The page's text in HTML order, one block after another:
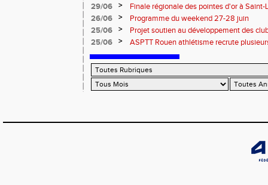
29/06
>
Finale régionale des pointes d'or à
informations
26/06 >
Programme du weekend 27-28 juin
25/06
>
Projet soutien au développement des
25/06
> ASPTT Rouen athlétisme recrute